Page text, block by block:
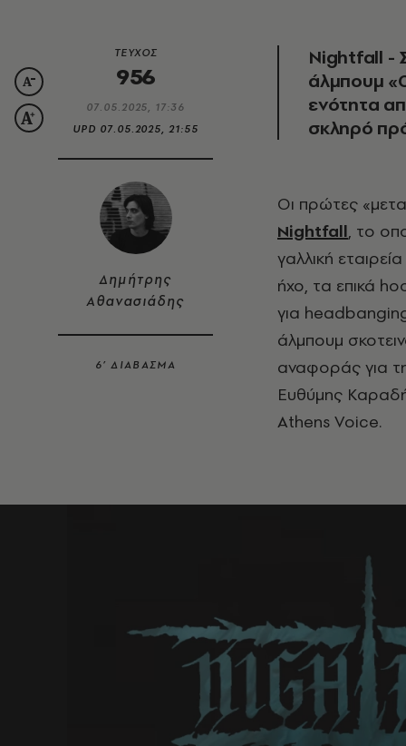
ΤΕΥΧΟΣ
956
07.05.2025, 17:36
UPD 07.05.2025, 21:55
Δημήτρης
Αθανασιάδης
6’ ΔΙΑΒΑΣΜΑ
Nightfall -
άλμπουμ
ενότητα
σκληρό
Οι πρώτες
Nightfall, το
γαλλική
ήχο, τα επικά
για
άλμπουμ
αναφοράς για
Ευθύμης
Athens Voice.